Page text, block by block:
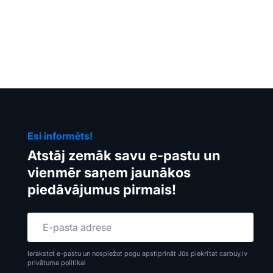
Esi informēts!
Atstāj zemāk savu e-pastu un
vienmēr saņem jaunākos
piedāvājumus pirmais!
Ierakstot e-pastu un nospiežot pogu apstiprināt Jūs piekrītat carbuy.lv
privātuma politikai